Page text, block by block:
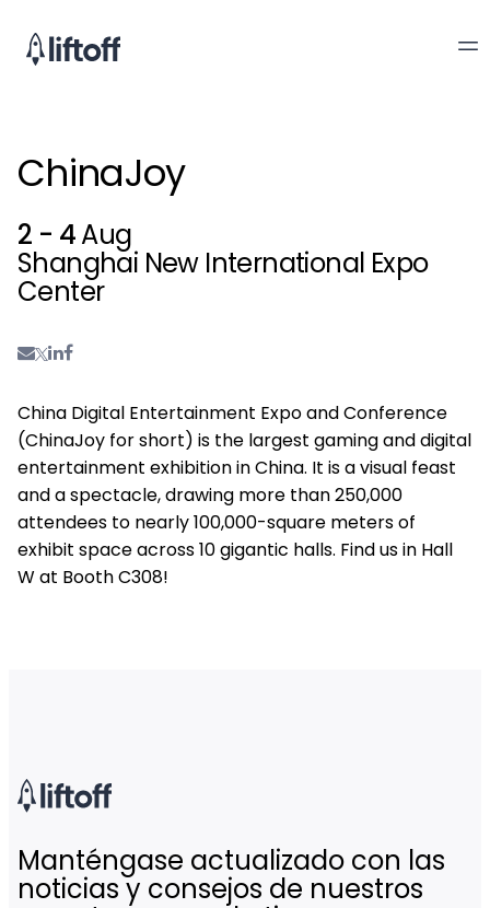
ChinaJoy
2 - 4Aug
Shanghai New International Expo
Center
China Digital Entertainment Expo and Conference
(ChinaJoy for short) is the largest gaming and digital
entertainment exhibition in China. It is a visual feast
and a spectacle, drawing more than 250,000
attendees to nearly 100,000-square meters of
exhibit space across 10 gigantic halls. Find us in Hall
W at Booth C308!
Manténgase actualizado con las
noticias y consejos de nuestros